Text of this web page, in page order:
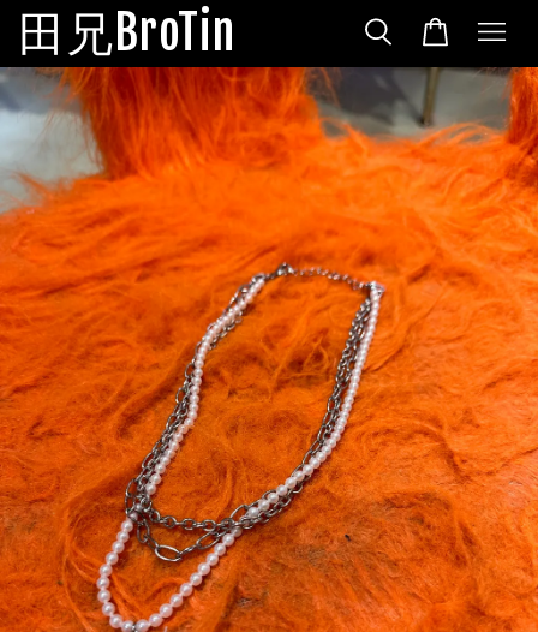
田兄BroTin